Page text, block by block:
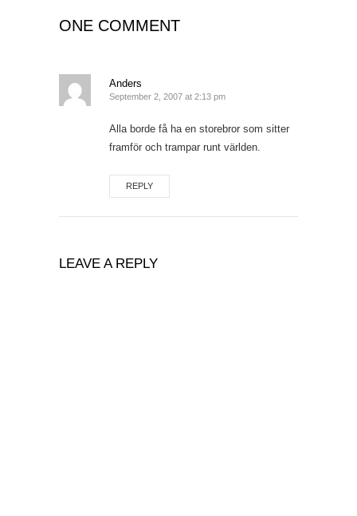
ONE COMMENT
Anders
September 2, 2007 at 2:13 pm
Alla borde få ha en storebror som sitter
framför och trampar runt världen.
REPLY
LEAVE A REPLY